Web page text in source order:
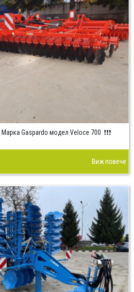
Gaspardo модел Veloce 700 ❗❗❗
Виж повече